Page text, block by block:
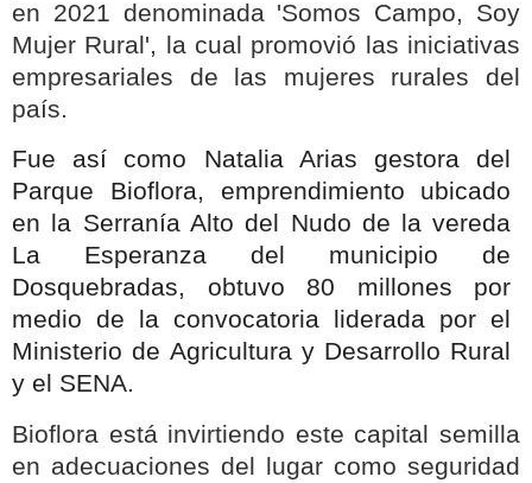
en 2021 denominada 'Somos Campo, Soy
Mujer Rural', la cual promovió las iniciativas
empresariales de las mujeres rurales del
país.
Fue así como Natalia Arias gestora del
Parque Bioflora, emprendimiento ubicado
en la Serranía Alto del Nudo de la vereda
La Esperanza del municipio de
Dosquebradas, obtuvo 80 millones por
medio de la convocatoria liderada por el
Ministerio de Agricultura y Desarrollo Rural
y el SENA.
Bioflora está invirtiendo este capital semilla
en adecuaciones del lugar como seguridad